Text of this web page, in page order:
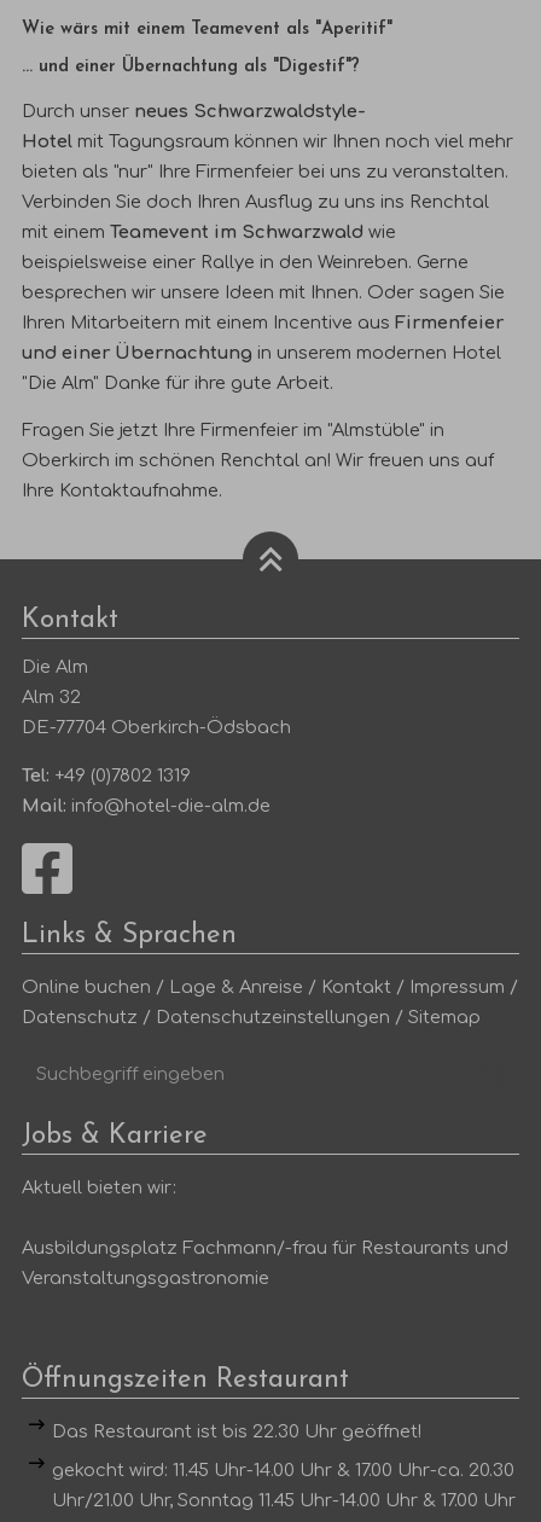
Wie wärs mit einem Teamevent als "Aperitif"
... und einer Übernachtung als "Digestif"?
Durch unser neues Schwarzwaldstyle-
Hotel mitTagungsraum können wir Ihnen noch viel mehr
bieten als "nur" Ihre Firmenfeier bei uns zu veranstalten.
Verbinden Sie doch Ihren Ausflug zu uns ins Renchtal
mit einemTeamevent im Schwarzwald wie
beispielsweise einer Rallye in den Weinreben. Gerne
besprechen wir unsere Ideen mit Ihnen. Oder sagen Sie
Ihren Mitarbeitern mit einem Incentive aus Firmenfeier
und einer Übernachtung in unserem modernen Hotel
"Die Alm" Danke für ihre gute Arbeit.
Fragen Sie jetzt Ihre Firmenfeier im "Almstüble" in
Oberkirch im schönen Renchtal an! Wir freuen uns auf
Ihre Kontaktaufnahme.
Kontakt
Die Alm
Alm 32
DE-77704 Oberkirch-Ödsbach
Tel: +49 (0)7802 1319
Mail: info@hotel-die-alm.de
Links & Sprachen
Online buchen / Lage & Anreise / Kontakt / Impressum /
Datenschutz / Datenschutzeinstellungen /Sitemap
Suchbegriff
Jobs & Karriere
Aktuell bieten wir:
Ausbildungsplatz Fachmann/-frau für Restaurants und
Veranstaltungsgastronomie
Öffnungszeiten Restaurant
Das Restaurant ist bis 22.30 Uhr geöffnet!
gekocht wird: 11.45 Uhr-14.00 Uhr & 17.00 Uhr-ca. 20.30
Uhr/21.00 Uhr, Sonntag 11.45 Uhr-14.00 Uhr & 17.00 Uhr